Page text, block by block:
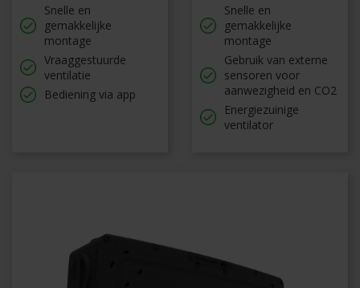
Snelle en
gemakkelijke
montage
Vraaggestuurde
ventilatie
Bediening via app
Snelle en
gemakkelijke
montage
Gebruik van externe
sensoren voor
aanwezigheid en CO2
Energiezuinige
ventilator